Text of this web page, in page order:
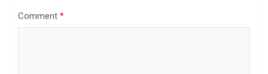
Comment *